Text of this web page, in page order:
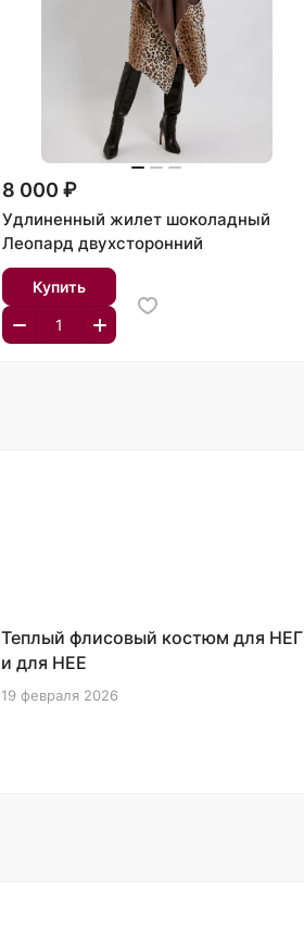
8 000 ₽
Удлиненный жилет шоколадный
Леопард двухсторонний
Купить
Теплый флисовый костюм для
и для НЕЕ
19 февраля 2026